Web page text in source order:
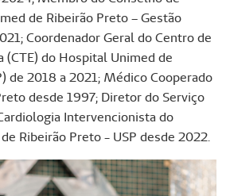
de Ribeirão Preto – Gestão
Coordenador Geral do Centro de
(CTE) do Hospital Unimed de
de 2018 a 2021; Médico Cooperado
desde 1997; Diretor do Serviço
Intervencionista do
Ribeirão Preto - USP desde 2022.